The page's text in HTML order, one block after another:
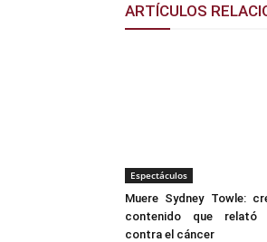
ARTÍCULOS
Espectáculos
Muere Sydney Towle:
contenido que relató
contra el cáncer